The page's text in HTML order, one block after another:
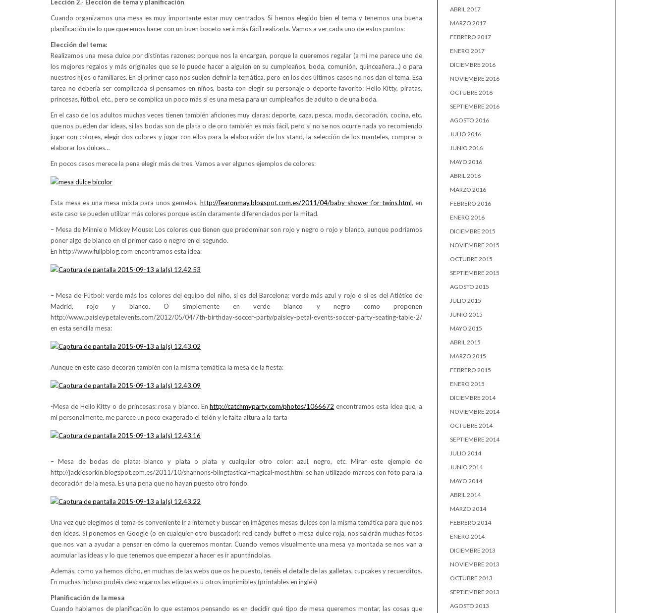
Lección 2.- Elección de tema y planificación
Cuando organizamos una mesa es muy importante estar muy centrados. Si hemos elegido bien el tema y tenemos una buena
planificación de lo que queremos hacer con un buen boceto será más fácil realizarla. Vamos a ver cada uno de estos puntos:
Elección del tema:
Realizamos una mesa dulce por distintas razones: porque nos la encargan, porque la queremos regalar (a mí me parece uno de
los mejores regalos y más originales que se le puede hacer a alguien en su cumpleaños, boda, comunión, quinceañera…) o para
nuestros hijos o familiares. En el primer caso nos suelen definir la temática, pero en los dos últimos casos no nos dan el tema. Esa
tarea no debería ser complicada si pensamos en niños, basta con elegir su personaje o deporte favorito: Hello Kitty, piratas,
princesas, fútbol, etc., pero se complica un poco más si es una mesa para un cumpleaños de adulto o de una boda.
En el caso de los adultos muchas veces tienen también aficiones muy claras: deporte, caza, pesca, moda, decoración, cocina, etc.
que nos pueden dar ideas, si las bodas son de plata o de oro también es más fácil, pero si no se nos ocurre nada yo recomiendo
jugar con colores, elegir dos colores y jugar con ellos para la elaboración de los stand, la selección de los manteles, comprar o
elaborar los dulces…
En pocos casos merece la pena elegir más de tres. Vamos a ver algunos ejemplos de colores:
Esta mesa es una mesa mixta para unos gemelos, http://fearonmay.blogspot.com.es/2011/04/baby-shower-for-twins.html, en
este caso se pueden utilizar más colores porque están claramente diferenciados por la mitad.
– Mesa de Minnie o Mickey Mouse: Los colores que tienen que predominar son rojo y negro o rojo y blanco, aunque podríamos
poner algo de blanco en el primer caso o negro en el segundo.
En http://www.fullpblog.com encontramos esta idea:
– Mesa de Fútbol: verde más los colores del equipo del niño, si es del Barcelona: verde más azul y rojo o si es del Atlético de
Madrid, rojo y blanco. O simplemente en verde blanco y negro como proponen
http://www.paisleypetalevents.com/2012/05/04/7th-birthday-soccer-party/paisley-petal-events-soccer-party-seating-table-2/
en esta sencilla mesa:
Aunque en este caso decoran también con la misma temática la mesa de la fiesta:
-Mesa de Hello Kitty o de princesas: rosa y blanco. Enhttp://catchmyparty.com/photos/1066672 encontramos esta idea que, a
mi personalmente, me parece un poco exagerado el telón y le falta altura a la tarta
– Mesa de bodas de plata: blanco y plata o plata y cualquier otro color: azul, negro, etc. Mirar este ejemplo de
http://jackiesorkin.blogspot.com.es/2011/10/shannons-blingtastical-magical-most.html se han utilizado marcos con foto para la
decoración de la mesa. Es una pena que no hayan puesto otro fondo.
Una vez que elegimos el tema es conveniente ir a internet y buscar en imágenes mesas dulces con la misma temática para que nos
den ideas. Si ponemos en Google (o en cualquier otro buscador): red candy buffet o mesa dulce roja, nos saldrán muchas fotos
que nos van a ayudar a pensar en cómo la queremos montar. Cuando vemos visualmente una mesa ya montada se nos van a
acumular las ideas y lo que tenemos que empezar a hacer es ir apuntándolas.
Además, como ya hemos dicho, en muchas de las webs que os he puesto, tenéis el detalle de las galletas, cupcakes y recuerditos.
En muchas incluso podéis descargaros las etiquetas u otros imprimibles (printables en inglés)
Planificación de la mesa
Cuando hablamos de planificación lo que estamos pensando es en decidir qué tipo de mesa queremos montar, las cosas que
ABRIL 2017
MARZO 2017
FEBRERO 2017
ENERO 2017
DICIEMBRE 2016
NOVIEMBRE 2016
OCTUBRE 2016
SEPTIEMBRE 2016
AGOSTO 2016
JULIO 2016
JUNIO 2016
MAYO 2016
ABRIL 2016
MARZO 2016
FEBRERO 2016
ENERO 2016
DICIEMBRE 2015
NOVIEMBRE 2015
OCTUBRE 2015
SEPTIEMBRE 2015
AGOSTO 2015
JULIO 2015
JUNIO 2015
MAYO 2015
ABRIL 2015
MARZO 2015
FEBRERO 2015
ENERO 2015
DICIEMBRE 2014
NOVIEMBRE 2014
OCTUBRE 2014
SEPTIEMBRE 2014
JULIO 2014
JUNIO 2014
MAYO 2014
ABRIL 2014
MARZO 2014
FEBRERO 2014
ENERO 2014
DICIEMBRE 2013
NOVIEMBRE 2013
OCTUBRE 2013
SEPTIEMBRE 2013
AGOSTO 2013